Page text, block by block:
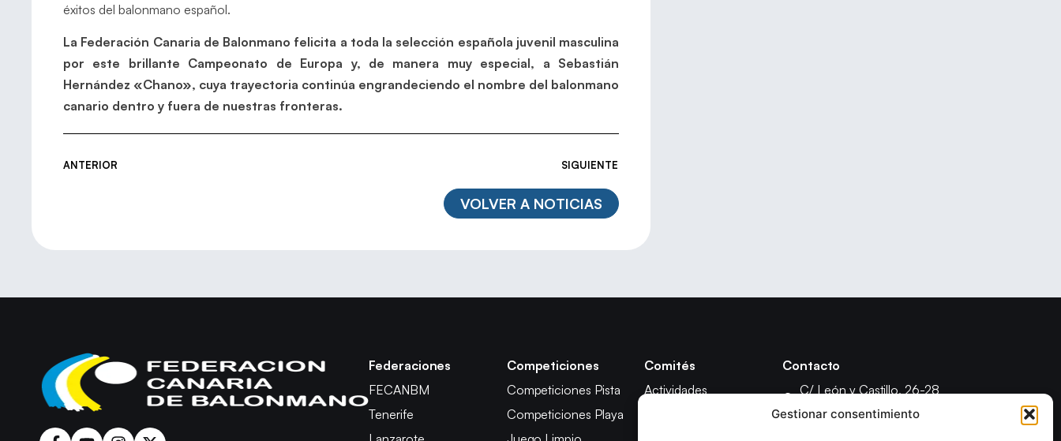
Gestionar consentimiento
éxitos del balonmano español.
La Federación Canaria de Balonmano felicita a toda la selección española juvenil masculina
por este brillante Campeonato de Europa y, de manera muy especial, a Sebastián
Hernández «Chano», cuya trayectoria continúa engrandeciendo el nombre del balonmano
canario dentro y fuera de nuestras fronteras.
ANTERIOR SIGUIENTE
VOLVER A NOTICIAS
Federaciones
FECANBM
Tenerife
Competiciones
Competiciones Pista
Competiciones Playa
Comités
Actividades
Contacto
C/ León y Castillo, 26-28
35003 - Las Palmas de Gran Canaria